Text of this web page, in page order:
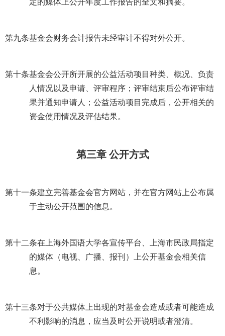
定的媒体上公开年度工作报告的全文和摘要。
第九条基金会财务会计报告未经审计不得对外公开。
第十条基金会公开所开展的公益活动项目种类、概况、负责
人情况以及申请、评审程序；评审结束后公布评审结
果并通知申请人；公益活动项目完成后，公开相关的
资金使用情况及评估结果。
第三章 公开方式
第十一条建立完善基金会官方网站，并在官方网站上公布属
于主动公开范围的信息。
第十二条在上海外国语大学各宣传平台、上海市民政局指定
的媒体（电视、广播、报刊）上公开基金会相关信
息。
第十三条对于公共媒体上出现的对基金会造成或者可能造成
不利影响的消息，应当及时公开说明或者澄清。